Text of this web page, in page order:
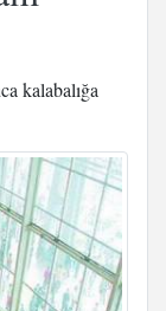
kalabalığa